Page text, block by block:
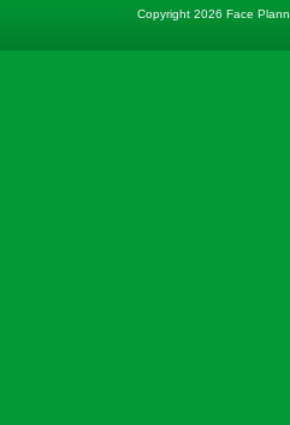
Copyright 2026 Face